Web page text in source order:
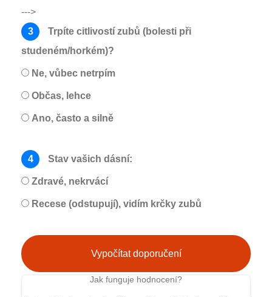
--->
3
Trpíte citlivostí zubů (bolesti při
studeném/horkém)?
Ne, vůbec netrpím
Občas, lehce
Ano, často a silně
4 Stav vašich dásní:
Zdravé, nekrvácí
Recese (odstupují), vidím krčky zubů
Vypočítat doporučení
Jak funguje hodnocení?